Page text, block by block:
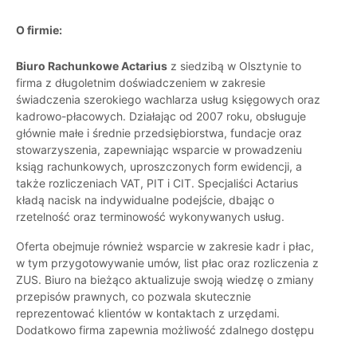
O firmie:
Biuro Rachunkowe Actarius z siedzibą w Olsztynie to
firma z długoletnim doświadczeniem w zakresie
świadczenia szerokiego wachlarza usług księgowych oraz
kadrowo-płacowych. Działając od 2007 roku, obsługuje
głównie małe i średnie przedsiębiorstwa, fundacje oraz
stowarzyszenia, zapewniając wsparcie w prowadzeniu
ksiąg rachunkowych, uproszczonych form ewidencji, a
także rozliczeniach VAT, PIT i CIT. Specjaliści Actarius
kładą nacisk na indywidualne podejście, dbając o
rzetelność oraz terminowość wykonywanych usług.
Oferta obejmuje również wsparcie w zakresie kadr i płac,
w tym przygotowywanie umów, list płac oraz rozliczenia z
ZUS. Biuro na bieżąco aktualizuje swoją wiedzę o zmiany
przepisów prawnych, co pozwala skutecznie
reprezentować klientów w kontaktach z urzędami.
Dodatkowo firma zapewnia możliwość zdalnego dostępu